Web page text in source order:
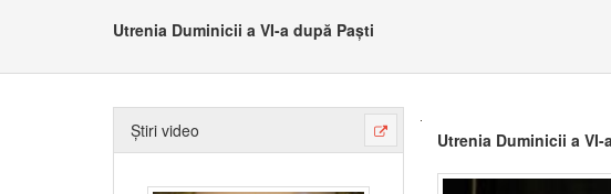
Utrenia Duminicii a VI-a după Paști
Știri video Utrenia Duminicii a VI-